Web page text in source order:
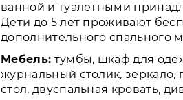
ванной и туалетными
Дети до 5 лет проживают
дополнительного спального
Мебель: тумбы, шкаф для
журнальный столик,
стол, двуспальная кровать,